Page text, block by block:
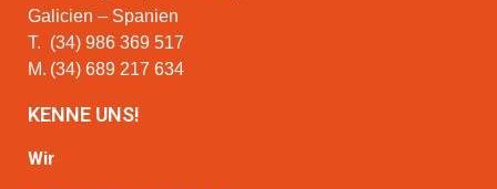
Galicien – Spanien
T. (34) 986 369 517
M. (34) 689 217 634
KENNE UNS!
Wir